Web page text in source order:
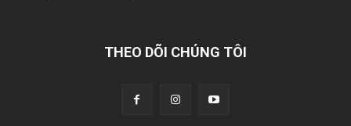
THEO DÕI CHÚNG TÔI